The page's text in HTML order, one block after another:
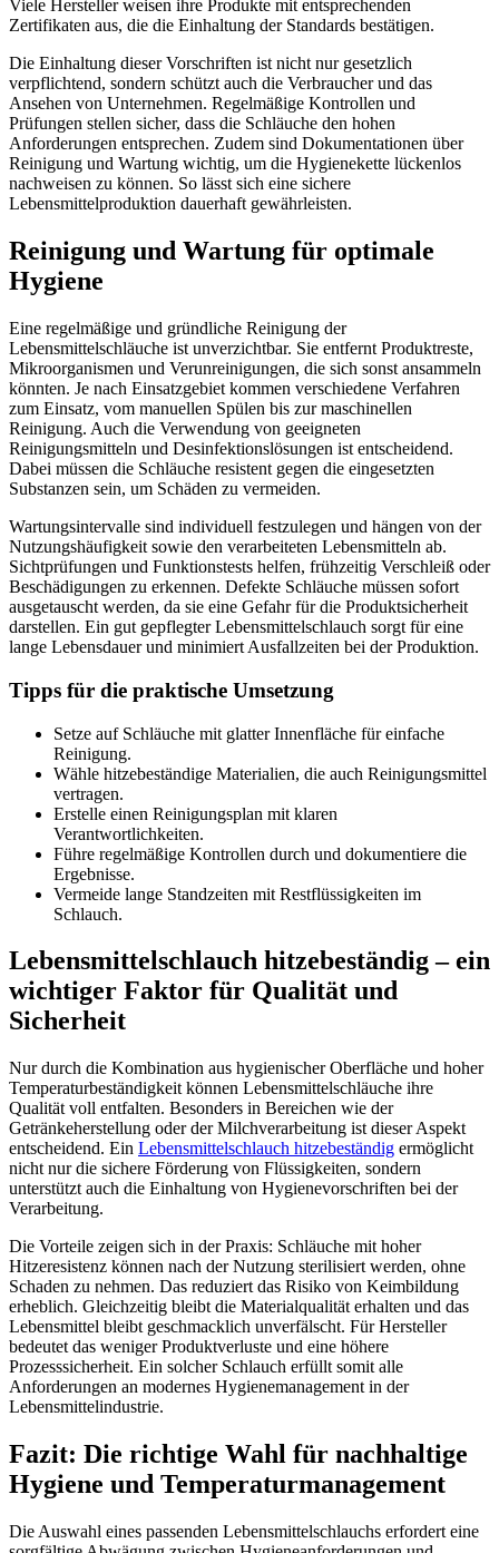
Viele Hersteller weisen ihre Produkte mit entsprechenden
Zertifikaten aus, die die Einhaltung der Standards bestätigen.
Die Einhaltung dieser Vorschriften ist nicht nur gesetzlich
verpflichtend, sondern schützt auch die Verbraucher und das
Ansehen von Unternehmen. Regelmäßige Kontrollen und
Prüfungen stellen sicher, dass die Schläuche den hohen
Anforderungen entsprechen. Zudem sind Dokumentationen über
Reinigung und Wartung wichtig, um die Hygienekette lückenlos
nachweisen zu können. So lässt sich eine sichere
Lebensmittelproduktion dauerhaft gewährleisten.
Reinigung und Wartung für optimale
Hygiene
Eine regelmäßige und gründliche Reinigung der
Lebensmittelschläuche ist unverzichtbar. Sie entfernt Produktreste,
Mikroorganismen und Verunreinigungen, die sich sonst ansammeln
könnten. Je nach Einsatzgebiet kommen verschiedene Verfahren
zum Einsatz, vom manuellen Spülen bis zur maschinellen
Reinigung. Auch die Verwendung von geeigneten
Reinigungsmitteln und Desinfektionslösungen ist entscheidend.
Dabei müssen die Schläuche resistent gegen die eingesetzten
Substanzen sein, um Schäden zu vermeiden.
Wartungsintervalle sind individuell festzulegen und hängen von der
Nutzungshäufigkeit sowie den verarbeiteten Lebensmitteln ab.
Sichtprüfungen und Funktionstests helfen, frühzeitig Verschleiß oder
Beschädigungen zu erkennen. Defekte Schläuche müssen sofort
ausgetauscht werden, da sie eine Gefahr für die Produktsicherheit
darstellen. Ein gut gepflegter Lebensmittelschlauch sorgt für eine
lange Lebensdauer und minimiert Ausfallzeiten bei der Produktion.
Tipps für die praktische Umsetzung
Setze auf Schläuche mit glatter Innenfläche für einfache
Reinigung.
Wähle hitzebeständige Materialien, die auch Reinigungsmittel
vertragen.
Erstelle einen Reinigungsplan mit klaren
Verantwortlichkeiten.
Führe regelmäßige Kontrollen durch und dokumentiere die
Ergebnisse.
Vermeide lange Standzeiten mit Restflüssigkeiten im
Schlauch.
Lebensmittelschlauch hitzebeständig – ein
wichtiger Faktor für Qualität und
Sicherheit
Nur durch die Kombination aus hygienischer Oberfläche und hoher
Temperaturbeständigkeit können Lebensmittelschläuche ihre
Qualität voll entfalten. Besonders in Bereichen wie der
Getränkeherstellung oder der Milchverarbeitung ist dieser Aspekt
entscheidend. Ein Lebensmittelschlauch hitzebeständig ermöglicht
nicht nur die sichere Förderung von Flüssigkeiten, sondern
unterstützt auch die Einhaltung von Hygienevorschriften bei der
Verarbeitung.
Die Vorteile zeigen sich in der Praxis: Schläuche mit hoher
Hitzeresistenz können nach der Nutzung sterilisiert werden, ohne
Schaden zu nehmen. Das reduziert das Risiko von Keimbildung
erheblich. Gleichzeitig bleibt die Materialqualität erhalten und das
Lebensmittel bleibt geschmacklich unverfälscht. Für Hersteller
bedeutet das weniger Produktverluste und eine höhere
Prozesssicherheit. Ein solcher Schlauch erfüllt somit alle
Anforderungen an modernes Hygienemanagement in der
Lebensmittelindustrie.
Fazit: Die richtige Wahl für nachhaltige
Hygiene und Temperaturmanagement
Die Auswahl eines passenden Lebensmittelschlauchs erfordert eine